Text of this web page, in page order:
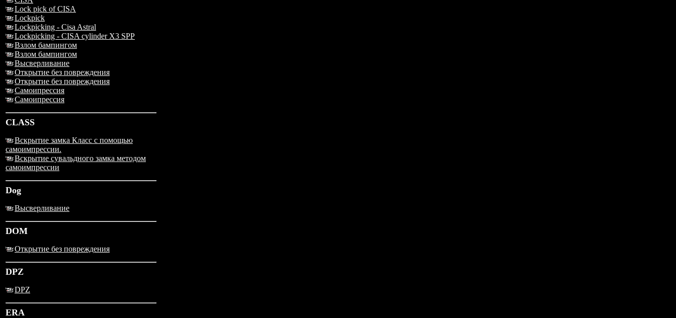
Lock pick of CISA
Lockpick
Lockpicking - Cisa Astral
Lockpicking - CISA cylinder X3 SPP
Взлом бампингом
Взлом бампингом
Высверливание
Открытие без повреждения
Открытие без повреждения
Самоипрессия
Самоипрессия
CLASS
Вскрытие замка Класс с помощью
самоимпрессии.
Вскрытие сувальдного замка методом
самоимпрессии
Dog
Высверливание
DOM
Открытие без повреждения
DPZ
DPZ
ERA